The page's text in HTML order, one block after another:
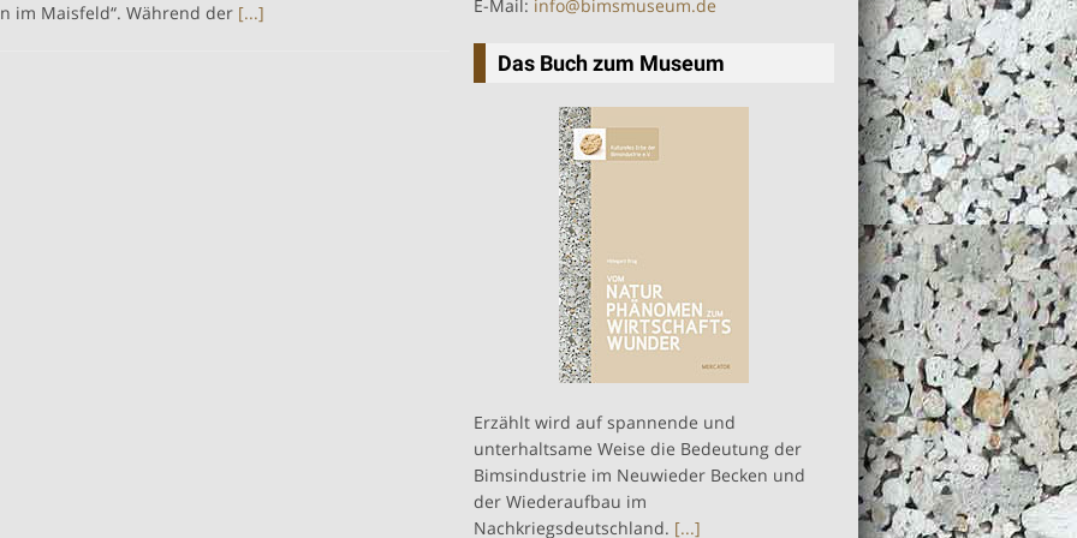
im Maisfeld“. Während der [...] E-Mail: info@bimsmuseum.de
Das Buch zum Museum
Erzählt wird auf spannende und
unterhaltsame Weise die Bedeutung der
Bimsindustrie im Neuwieder Becken und
der Wiederaufbau im
Nachkriegsdeutschland. [...]